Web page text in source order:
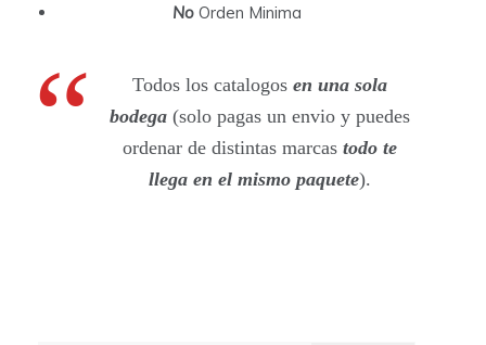
NoOrden Minima
Todos los catalogos en una sola
bodega (solo pagas un envio y puedes
ordenar de distintas marcastodo te
llega en el mismo paquete).